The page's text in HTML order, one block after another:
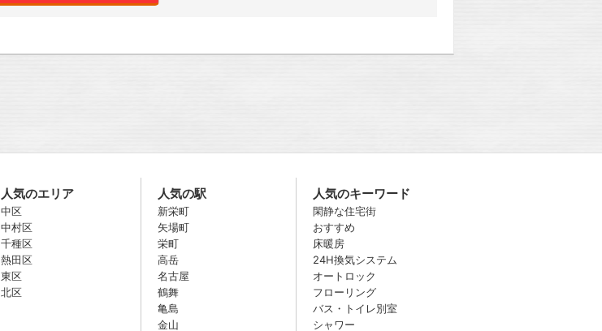
人気のエリア
中区
中村区
千種区
熱田区
東区
北区
人気の駅
新栄町
矢場町
栄町
高岳
名古屋
鶴舞
亀島
金山
人気のキーワード
閑静な住宅街
おすすめ
床暖房
24H換気システム
オートロック
フローリング
バス・トイレ別室
シャワー